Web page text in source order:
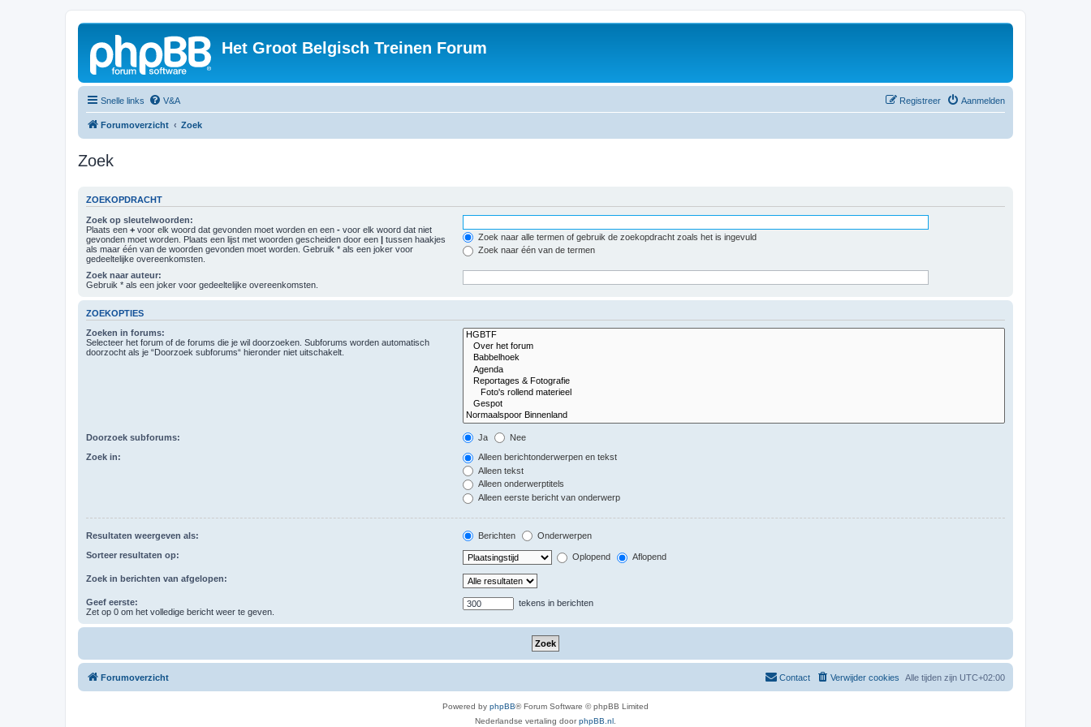
Het Groot Belgisch Treinen Forum
Snelle links V&A Aanmelden
Registreer
Forumoverzicht Zoek
Zoek
ZOEKOPDRACHT
Zoek op sleutelwoorden:
Plaats een + voor elk woord dat gevonden moet worden en een - voor elk woord dat niet
gevonden moet worden. Plaats een lijst met woorden gescheiden door een | tussen haakjes
als maar één van de woorden gevonden moet worden. Gebruik * als een joker voor
gedeeltelijke overeenkomsten.
Zoek naar alle termen of gebruik de zoekopdracht zoals het is ingevuld
Zoek naar één van de termen
Zoek naar auteur:
Gebruik * als een joker voor gedeeltelijke overeenkomsten.
ZOEKOPTIES
Zoeken in forums:
Selecteer het forum of de forums die je wil doorzoeken. Subforums worden automatisch
doorzocht als je “Doorzoek subforums“ hieronder niet uitschakelt.
Doorzoek subforums: Ja Nee
Zoek in:
Alleen berichtonderwerpen en tekst
Alleen tekst
Alleen onderwerptitels
Alleen eerste bericht van onderwerp
Resultaten weergeven als: Berichten Onderwerpen
Sorteer resultaten op: Oplopend Aflopend
Zoek in berichten van afgelopen:
Geef eerste:
Zet op 0 om het volledige bericht weer te geven.
tekens in berichten
Forumoverzicht Alle tijden zijn UTC+02:00
Verwijder cookies
Contact
Powered by phpBB® Forum Software © phpBB Limited
Nederlandse vertaling doorphpBB.nl